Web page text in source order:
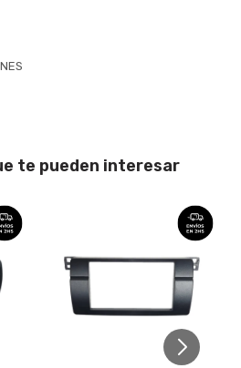
te pueden interesar